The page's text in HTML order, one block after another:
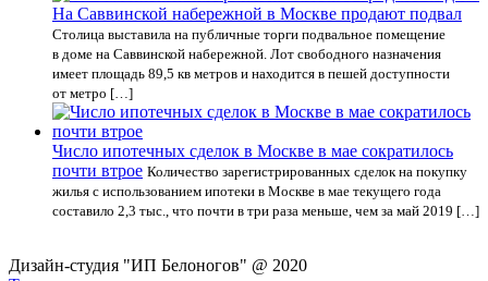
На Саввинской набережной в Москве продают подвал
Столица выставила на публичные торги подвальное помещение
в доме на Саввинской набережной. Лот свободного назначения
имеет площадь 89,5 кв метров и находится в пешей доступности
от метро […]
Число ипотечных сделок в Москве в мае сократилось
почти втрое Количество зарегистрированных сделок на покупку
жилья с использованием ипотеки в Москве в мае текущего года
составило 2,3 тыс., что почти в три раза меньше, чем за май 2019 […]
Дизайн-студия "ИП Белоногов" @ 2020